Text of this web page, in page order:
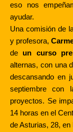
eso nos
ayudar.
Una comisión de
y profesora,
de un curso
alternas, con una
descansando en
septiembre con
proyectos. Se
14 horas en el
de Asturias, 28,